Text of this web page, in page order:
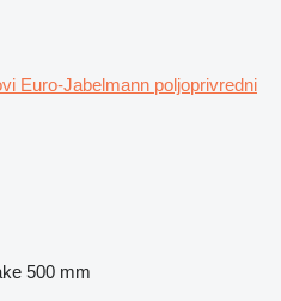
Euro-Jabelmann poljoprivredni
500 mm